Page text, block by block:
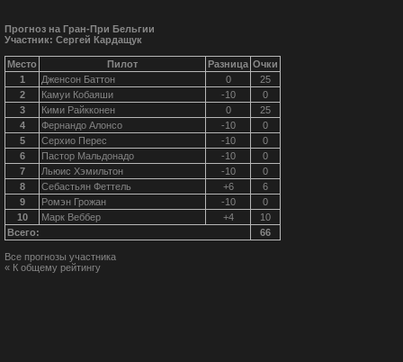
Прогноз на Гран-При Бельгии
Участник: Сергей Кардащук
Место Пилот Разница Очки
1
Дженсон Баттон 0
25
2
Камуи Кобаяши -10
0
3
Кими Райкконен 0
25
4
Фернандо Алонсо -10
0
5
Серхио Перес -10
0
6
Пастор Мальдонадо -10
0
7
Льюис Хэмильтон -10
0
8
Себастьян Феттель +6
6
9
Ромэн Грожан -10
0
10
Марк Веббер +4
10
Всего:
66
Все прогнозы участника
« К общему рейтингу